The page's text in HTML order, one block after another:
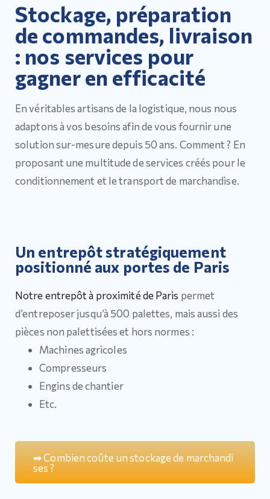
Stockage, préparation
de commandes, livraison
: nos services pour
gagner en efficacité
En véritables artisans de la logistique, nous nous
adaptons à vos besoins afin de vous fournir une
solution sur-mesure depuis 50 ans. Comment ? En
proposant une multitude de services créés pour le
conditionnement et le transport de marchandise.
Un entrepôt stratégiquement
positionné aux portes de Paris
Notre entrepôt à proximité de Paris permet
d’entreposer jusqu’à 500 palettes, mais aussi des
pièces non palettisées et hors normes :
Machines agricoles
Compresseurs
Engins de chantier
Etc.
➡Combien coûte unstockagede marchandi
ses?